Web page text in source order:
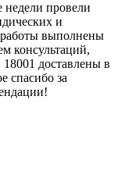
недели провели
и
работы выполнены
консультаций,
доставлены в
спасибо за